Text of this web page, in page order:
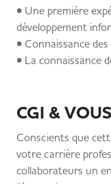
• Une première
développement
• Connaissance
• La connaissance
CGI &
Conscients que
votre carrière
collaborateurs un